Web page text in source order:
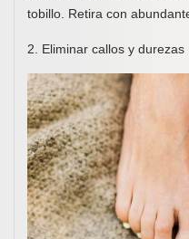
tobillo. Retira con
2. Eliminar callos y durezas